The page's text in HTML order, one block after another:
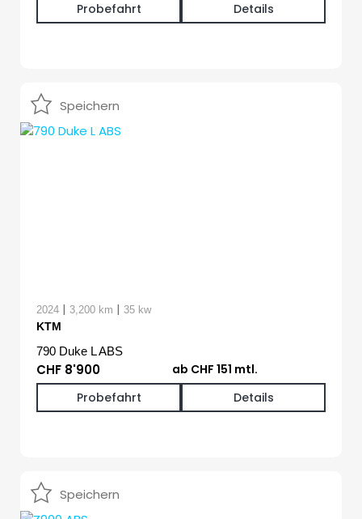
Probefahrt
Details
Speichern
2024 | 3,200 km | 35 kw
KTM
790 Duke L ABS
CHF 8'900
ab CHF 151 mtl.
Probefahrt
Details
Speichern